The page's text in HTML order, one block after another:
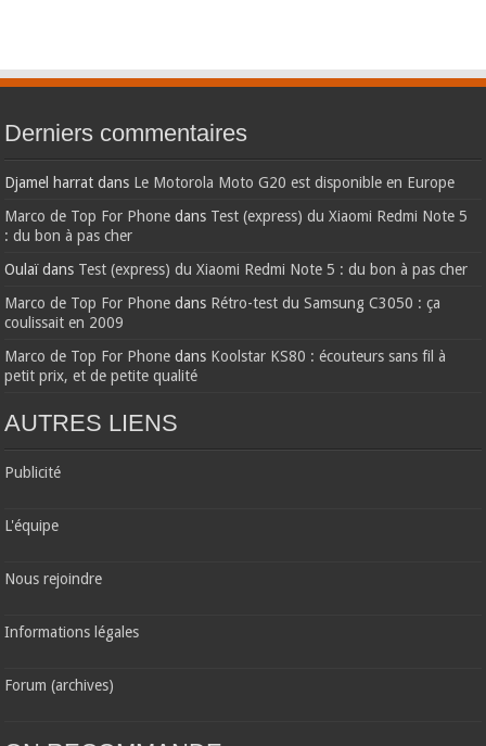
Derniers commentaires
Djamel harrat dans Le Motorola Moto G20 est disponible en Europe
Marco de Top For Phone dans Test (express) du Xiaomi Redmi Note 5
: du bon à pas cher
Oulaïdans Test (express) du Xiaomi Redmi Note 5 : du bon à pas cher
Marco de Top For Phone dans Rétro-test du Samsung C3050 : ça
coulissait en 2009
Marco de Top For Phone dans Koolstar KS80 : écouteurs sans fil à
petit prix, et de petite qualité
AUTRES LIENS
Publicité
L'équipe
Nous rejoindre
Informations légales
Forum (archives)